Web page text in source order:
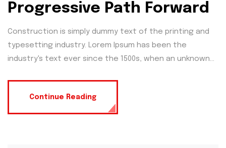
Progressive Path Forward
Construction is simply dummy text of the printing and
typesetting industry. Lorem Ipsum has been the
industry's text ever since the 1500s, when an unknown...
Continue Reading